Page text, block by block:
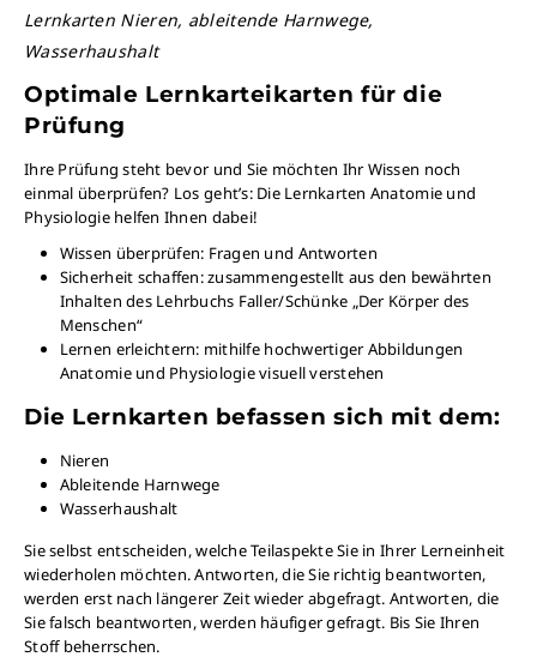
Lernkarten Nieren, ableitende Harnwege,
Wasserhaushalt
Optimale Lernkarteikarten für die
Prüfung
Ihre Prüfung steht bevor und Sie möchten Ihr Wissen noch
einmal überprüfen? Los geht’s: Die Lernkarten Anatomie und
Physiologie helfen Ihnen dabei!
Wissen überprüfen: Fragen und Antworten
Sicherheit schaffen: zusammengestellt aus den bewährten
Inhalten des Lehrbuchs Faller/Schünke „Der Körper des
Menschen“
Lernen erleichtern: mithilfe hochwertiger Abbildungen
Anatomie und Physiologie visuell verstehen
Die Lernkarten befassen sich mit dem:
Nieren
Ableitende Harnwege
Wasserhaushalt
Sie selbst entscheiden, welche Teilaspekte Sie in Ihrer Lerneinheit
wiederholen möchten. Antworten, die Sie richtig beantworten,
werden erst nach längerer Zeit wieder abgefragt. Antworten, die
Sie falsch beantworten, werden häufiger gefragt. Bis Sie Ihren
Stoff beherrschen.